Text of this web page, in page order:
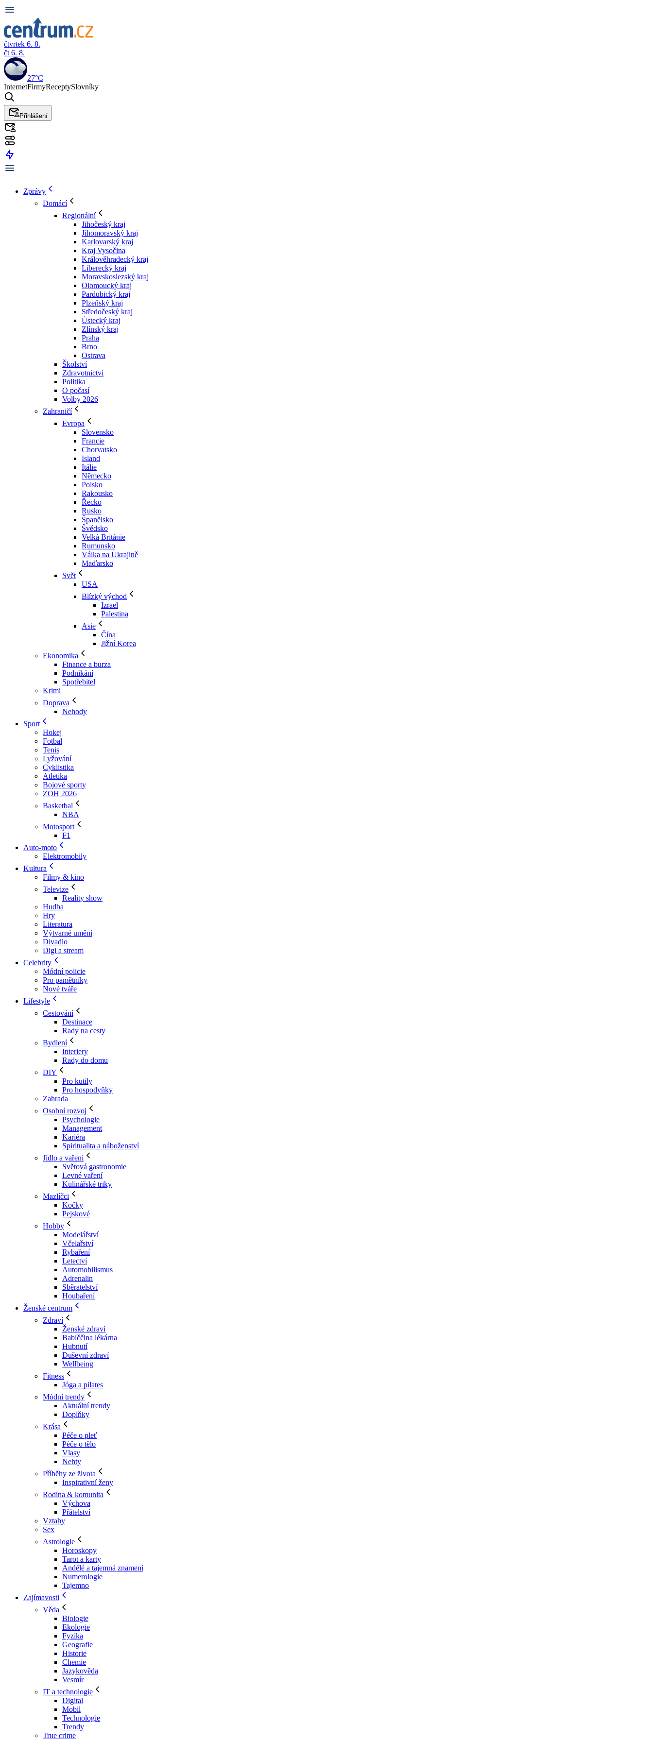
čtvrtek 6. 8.
čt 6. 8.
27°C
InternetFirmyReceptySlovníky
Přihlášení
Zprávy
Domácí
Regionální
Jihočeský kraj
Jihomoravský kraj
Karlovarský kraj
Kraj Vysočina
Králověhradecký kraj
Liberecký kraj
Moravskoslezský kraj
Olomoucký kraj
Pardubický kraj
Plzeňský kraj
Středočeský kraj
Ústecký kraj
Zlínský kraj
Praha
Brno
Ostrava
Školství
Zdravotnictví
Politika
O počasí
Volby 2026
Zahraničí
Evropa
Slovensko
Francie
Chorvatsko
Island
Itálie
Německo
Polsko
Rakousko
Řecko
Rusko
Španělsko
Švédsko
Velká Británie
Rumunsko
Válka na Ukrajině
Maďarsko
Svět
USA
Blízký východ
Izrael
Palestina
Asie
Čína
Jižní Korea
Ekonomika
Finance a burza
Podnikání
Spotřebitel
Krimi
Doprava
Nehody
Sport
Hokej
Fotbal
Tenis
Lyžování
Cyklistika
Atletika
Bojové sporty
ZOH 2026
Basketbal
NBA
Motosport
F1
Auto-moto
Elektromobily
Kultura
Filmy & kino
Televize
Reality show
Hudba
Hry
Literatura
Výtvarné umění
Divadlo
Digi a stream
Celebrity
Módní policie
Pro pamětníky
Nové tváře
Lifestyle
Cestování
Destinace
Rady na cesty
Bydlení
Interiery
Rady do domu
DIY
Pro kutily
Pro hospodyňky
Zahrada
Osobní rozvoj
Psychologie
Management
Kariéra
Spiritualita a náboženství
Jídlo a vaření
Světová gastronomie
Levné vaření
Kulinářské triky
Mazlíčci
Kočky
Pejskové
Hobby
Modelářství
Včelařství
Rybaření
Letectví
Automobilismus
Adrenalin
Sběratelství
Houbaření
Ženské centrum
Zdraví
Ženské zdraví
Babiččina lékárna
Hubnutí
Duševní zdraví
Wellbeing
Fitness
Jóga a pilates
Módní trendy
Aktuální trendy
Doplňky
Krása
Péče o pleť
Péče o tělo
Vlasy
Nehty
Příběhy ze života
Inspirativní ženy
Rodina & komunita
Výchova
Přátelství
Vztahy
Sex
Astrologie
Horoskopy
Tarot a karty
Andělé a tajemná znamení
Numerologie
Tajemno
Zajímavosti
Věda
Biologie
Ekologie
Fyzika
Geografie
Historie
Chemie
Jazykověda
Vesmír
IT a technologie
Digital
Mobil
Technologie
Trendy
True crime